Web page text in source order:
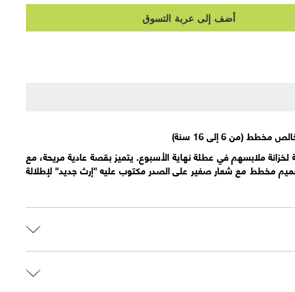
أضف إلى عربة التسوق
(من 6 إلى 16 سنة)
ملابسهم في عطلة نهاية الأسبوع. يتميز بقصة عادية مريحة، مع
مخطط مع شعار صغير على الصدر مكتوب عليه "إرث جديد" لإطلالة